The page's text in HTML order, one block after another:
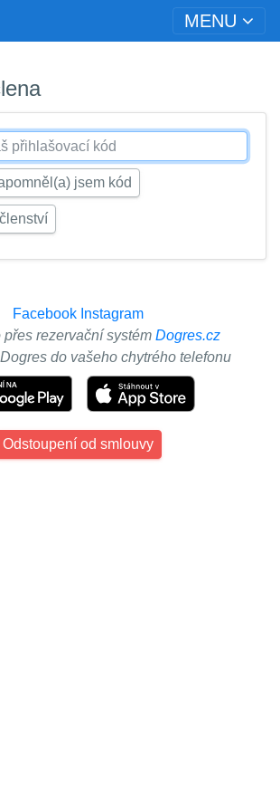
MENU
jsem kód
Facebook Instagram
přes rezervační systém Dogres.cz
do vašeho chytrého telefonu
Odstoupení od smlouvy